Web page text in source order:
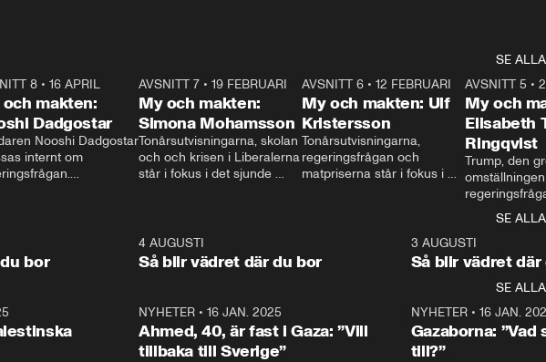
SE ALLA
8• 16 APRIL
makten:
Dadgostar
Nooshi Dadgostar
internt om
upp i val. Ska vi
så sitter vi förstås
24:30
AVSNITT 7• 19 FEBRUARI
My och makten:
Simona Mohamsson
Tonårsutvisningarna, skolan
och och krisen i Liberalerna
står i fokus i det sjunde
kommentator My
Rohwedder ställer
utbildnings- och
Mohamsson till svars.
27:30
AVSNITT 6 •12 FEBRUARI
My och makten: Ulf
Kristersson
Tonårsutvisningarna,
regeringsfrågan och
matpriserna står i fokus i
Rohwedder ställer
statsminister Ulf Kristersson
AVSNITT 5 •
My och
Elisabeth
Ringqvist
Trump, den
centrum i
avsnittet av
Makten”. Se
Aftonbladets
Rohwedder
Thand Ring
SE ALLA
bor
4 AUGUSTI
Så blir vädret där du bor
3 AUGUSTI
Så blir vädret där
SE ALLA
NYHETER• 16 JAN. 2025
Ahmed, 40, är fast i Gaza: ”Vill
tillbaka till Sverige”
NYHETER• 16 JAN.
Gazaborna:
till?”